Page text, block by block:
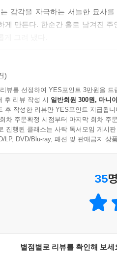
요! 돌려줘요!”
빛이 계단을 밝혔다. 층계참의
. 그녀는 계단실이 쩌렁쩌렁 울리
사람이 고개를 들고 그녀를 보
발 선 두 눈이 그녀를 빤히 바라보
」 중에서
정을 잠갔다. 아예 계정을 탈퇴할
못도 하지 않았는데 왜 도망쳐야
마치고 귀가하던 길에 공격당했다
는 감각을 자극하는 서늘한 묘사
게 만든다. 한순간 홀로 남겨진
덫에 걸린 어느 피해자의 비망록
약 투약의 덫에 걸린 전직 무술
그곳에서 물건을 찾다 정신을 잃
혐의를 받는 피의자로 둔갑한 것
만 한 여성의 사각지대를 매섭
)
뷰를 선정하여 YES포인트 3만원을 드
후 리뷰 작성 시 일반회원 300원, 마니
후 작성한 리뷰만 YES포인트 지급됩니
차 주문확정 시점부터 마지막 회차 주
진행된 클래스는 사락 독서모임 게시
LP, DVD/Blu-ray, 패션 및 판매금지 상
35
별점별로 리뷰를 확인해 보세